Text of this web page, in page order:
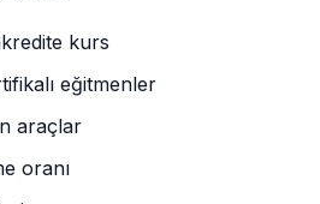
kurs
eğitmenler
araçlar
oranı